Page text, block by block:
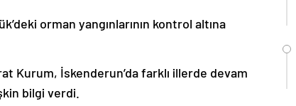
orman yangınlarının kontrol altına
Kurum, İskenderun’da farklı illerde devam
bilgi verdi.